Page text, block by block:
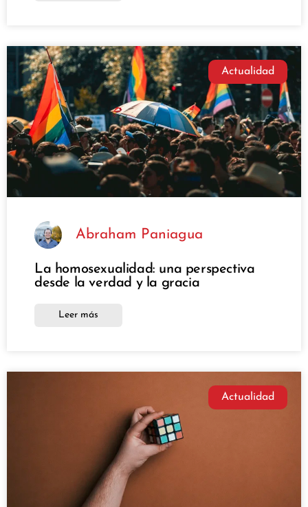
Actualidad
Abraham Paniagua
La homosexualidad: una perspectiva
desde la verdad y la gracia
Leer más
Actualidad